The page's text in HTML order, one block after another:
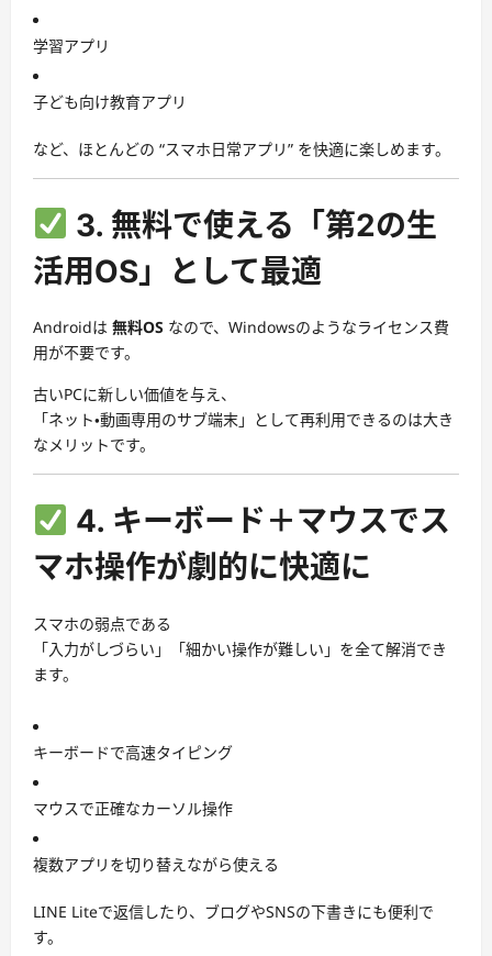
学習アプリ
子ども向け教育アプリ
など、ほとんどの “スマホ日常アプリ” を快適に楽しめます。
3. 無料で使える「第2の生
活用OS」として最適
Androidは 無料OS なので、Windowsのようなライセンス費
用が不要です。
古いPCに新しい価値を与え、
「ネット・動画専用のサブ端末」として再利用できるのは大き
なメリットです。
4. キーボード＋マウスでス
マホ操作が劇的に快適に
スマホの弱点である
「入力がしづらい」「細かい操作が難しい」を全て解消でき
ます。
キーボードで高速タイピング
マウスで正確なカーソル操作
複数アプリを切り替えながら使える
LINE Liteで返信したり、ブログやSNSの下書きにも便利で
す。